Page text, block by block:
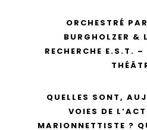
ORCHESTRÉ
BURGHOLZER &
RECHERCHE E.S.T. –
QUELLES SONT,
VOIES DE
MARIONNETTISTE ?